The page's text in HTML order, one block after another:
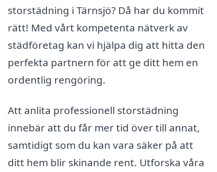
storstädning i Tärnsjö? Då har du kommit
rätt! Med vårt kompetenta nätverk av
städföretag kan vi hjälpa dig att hitta den
perfekta partnern för att ge ditt hem en
ordentlig rengöring.
Att anlita professionell storstädning
innebär att du får mer tid över till annat,
samtidigt som du kan vara säker på att
ditt hem blir skinande rent. Utforska våra